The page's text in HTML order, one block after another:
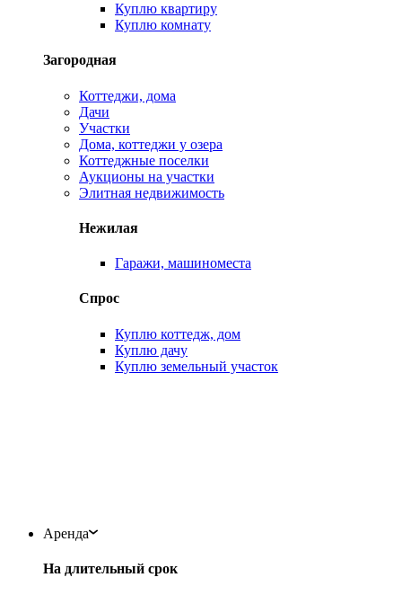
Куплю квартиру
Куплю комнату
Загородная
Коттеджи, дома
Дачи
Участки
Дома, коттеджи у озера
Коттеджные поселки
Аукционы на участки
Элитная недвижимость
Нежилая
Гаражи, машиноместа
Спрос
Куплю коттедж, дом
Куплю дачу
Куплю земельный участок
Аренда
На длительный срок